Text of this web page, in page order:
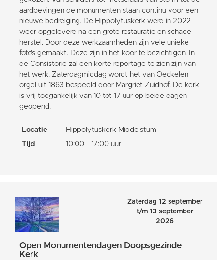
aardbevingen de monumenten staan continu voor een
nieuwe bedreiging. De Hippolytuskerk werd in 2022
weer opgeleverd na een grote restauratie en schade
herstel. Door deze werkzaamheden zijn vele unieke
foto’s gemaakt. Deze zijn in het koor te bezichtigen. In
de Consistorie zal een korte reportage te zien zijn van
het werk. Zaterdagmiddag wordt het van Oeckelen
orgel uit 1863 bespeeld door Margriet Zuidhof. De kerk
is vrij toegankelijk van 10 tot 17 uur op beide dagen
geopend.
Locatie
Hippolytuskerk Middelstum
Tijd
10:00 - 17:00 uur
Zaterdag 12 september
t/m 13 september
2026
Open Monumentendagen Doopsgezinde
Kerk